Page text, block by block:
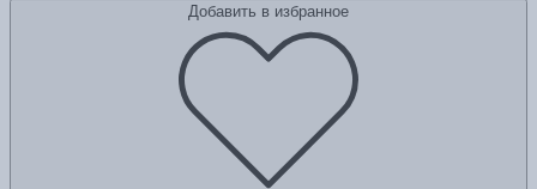
Добавить в избранное